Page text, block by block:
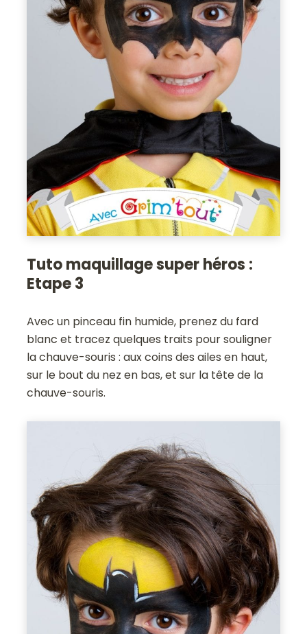
Tuto maquillage super héros :
Etape 3
Avec un pinceau fin humide, prenez du fard
blanc et tracez quelques traits pour souligner
la chauve-souris : aux coins des ailes en haut,
sur le bout du nez en bas, et sur la tête de la
chauve-souris.